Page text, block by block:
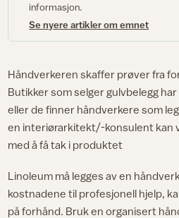
informasjon.
Se nyere artikler om emnet
Håndverkeren skaffer prøver fra
Butikker som selger gulvbelegg
eller de finner håndverkere som
en interiørarkitekt/-konsulent kan
med å få tak i produktet
Linoleum må legges av en
kostnadene til profesjonell hjelp,
på forhånd. Bruk en organisert